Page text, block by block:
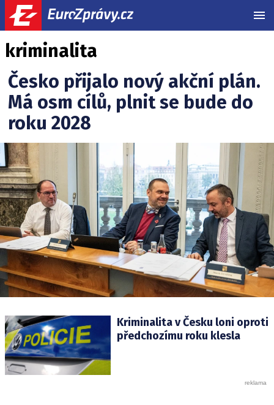
kriminalita
Česko přijalo nový akční plán.
Má osm cílů, plnit se bude do
roku 2028
Kriminalita v Česku loni oproti
předchozímu roku klesla